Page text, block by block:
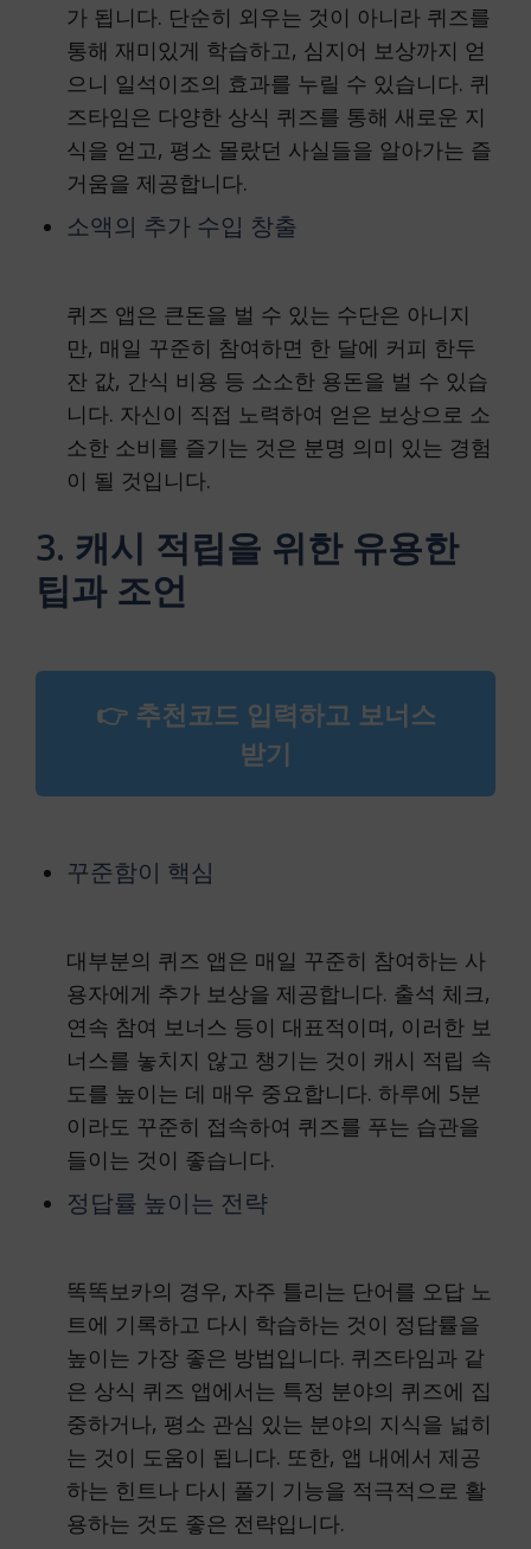
가 됩니다. 단순히 외우는 것이 아니라 퀴즈를
통해 재미있게 학습하고, 심지어 보상까지 얻
으니 일석이조의 효과를 누릴 수 있습니다. 퀴
즈타임은 다양한 상식 퀴즈를 통해 새로운 지
식을 얻고, 평소 몰랐던 사실들을 알아가는 즐
거움을 제공합니다.
소액의 추가 수입 창출
퀴즈 앱은 큰돈을 벌 수 있는 수단은 아니지
만, 매일 꾸준히 참여하면 한 달에 커피 한두
잔 값, 간식 비용 등 소소한 용돈을 벌 수 있습
니다. 자신이 직접 노력하여 얻은 보상으로 소
소한 소비를 즐기는 것은 분명 의미 있는 경험
이 될 것입니다.
3. 캐시 적립을 위한 유용한
팁과 조언
👉 추천코드 입력하고 보너스
받기
꾸준함이 핵심
대부분의 퀴즈 앱은 매일 꾸준히 참여하는 사
용자에게 추가 보상을 제공합니다. 출석 체크,
연속 참여 보너스 등이 대표적이며, 이러한 보
너스를 놓치지 않고 챙기는 것이 캐시 적립 속
도를 높이는 데 매우 중요합니다. 하루에 5분
이라도 꾸준히 접속하여 퀴즈를 푸는 습관을
들이는 것이 좋습니다.
정답률 높이는 전략
똑똑보카의 경우, 자주 틀리는 단어를 오답 노
트에 기록하고 다시 학습하는 것이 정답률을
높이는 가장 좋은 방법입니다. 퀴즈타임과 같
은 상식 퀴즈 앱에서는 특정 분야의 퀴즈에 집
중하거나, 평소 관심 있는 분야의 지식을 넓히
는 것이 도움이 됩니다. 또한, 앱 내에서 제공
하는 힌트나 다시 풀기 기능을 적극적으로 활
용하는 것도 좋은 전략입니다.